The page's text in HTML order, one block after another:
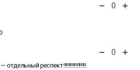
0
0
отдельный респект!!!!!!!!!!!!!!!!!